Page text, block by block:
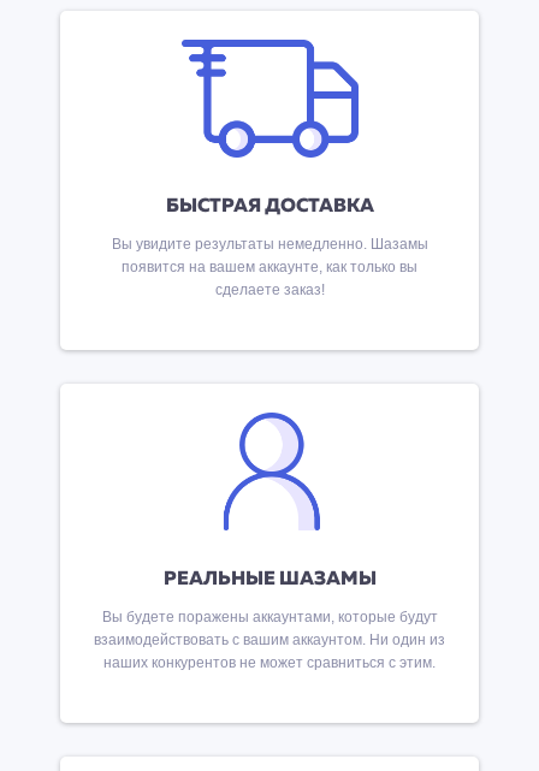
БЫСТРАЯ ДОСТАВКА
Вы увидите результаты немедленно. Шазамы
появится на вашем аккаунте, как только вы
сделаете заказ!
РЕАЛЬНЫЕ ШАЗАМЫ
Вы будете поражены аккаунтами, которые будут
взаимодействовать с вашим аккаунтом. Ни один из
наших конкурентов не может сравниться с этим.